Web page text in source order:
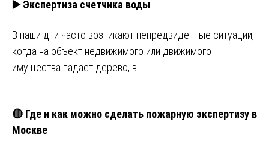
▶️ Экспертиза счетчика воды
В наши дни часто возникают непредвиденные ситуации,
когда на объект недвижимого или движимого
имущества падает дерево, в…
🔴 Где и как можно сделать пожарную экспертизу в
Москве